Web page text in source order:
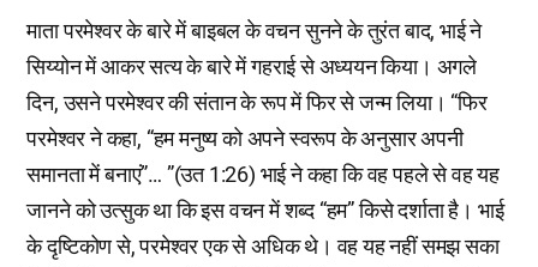
माता परमेश्वर के बारे में बाइबल के वचन सुनने के तुरंत बाद, भाई ने
सिय्योन में आकर सत्य के बारे में गहराई से अध्ययन किया। अगले
दिन, उसने परमेश्वर की संतान के रूप में फिर से जन्म लिया। “फिर
परमेश्वर ने कहा, “हम मनुष्य को अपने स्वरूप के अनुसार अपनी
समानता में बनाएं”… ”(उत 1:26) भाई ने कहा कि वह पहले से वह यह
जानने को उत्सुक था कि इस वचन में शब्द “हम” किसे दर्शाता है। भाई
के दृष्टिकोण से, परमेश्वर एक से अधिक थे। वह यह नहीं समझ सका